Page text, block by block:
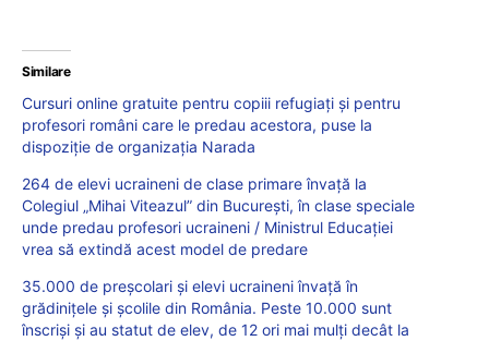
Similare
Cursuri online gratuite pentru copiii refugiați și pentru
profesori români care le predau acestora, puse la
dispoziție de organizația Narada
264 de elevi ucraineni de clase primare învață la
Colegiul „Mihai Viteazul” din București, în clase speciale
unde predau profesori ucraineni / Ministrul Educației
vrea să extindă acest model de predare
35.000 de preșcolari și elevi ucraineni învață în
grădinițele și școlile din România. Peste 10.000 sunt
înscriși și au statut de elev, de 12 ori mai mulți decât la